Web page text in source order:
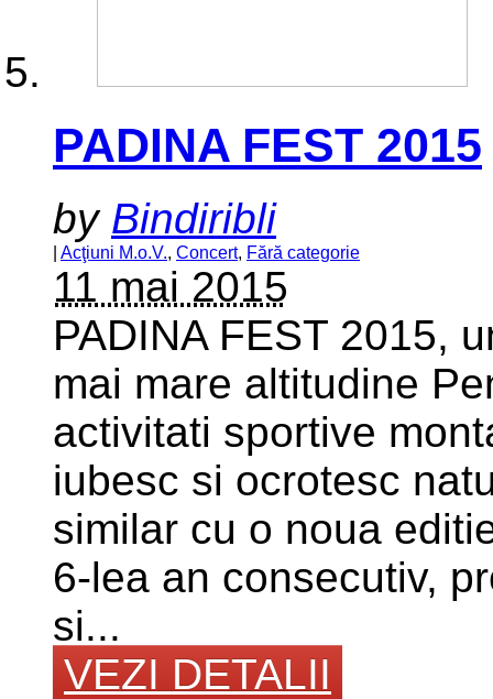
PADINA FEST 2015
by Bindiribli
Acţiuni M.o.V., Concert, Fără categorie
11 mai 2015
PADINA FEST 2015,
mai mare altitudine
activitati sportive
iubesc si ocrotesc
similar cu o noua
6-lea an consecutiv,
si...
VEZI DETALII